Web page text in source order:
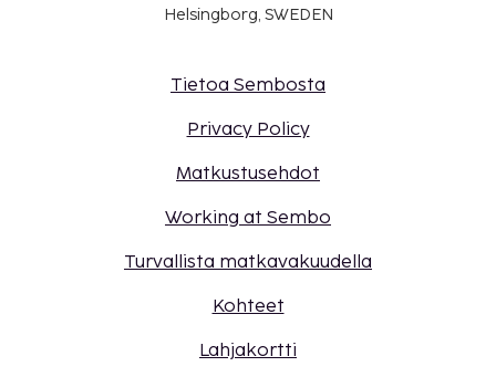
Helsingborg, SWEDEN
Tietoa Sembosta
Privacy Policy
Matkustusehdot
Working at Sembo
Turvallista matkavakuudella
Kohteet
Lahjakortti